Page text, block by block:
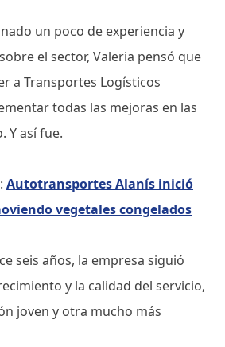
un poco de experiencia y
el sector, Valeria pensó que
a Transportes Logísticos
todas las mejoras en las
Y así fue.
Autotransportes Alanís inició
vegetales congelados
seis años, la empresa siguió
y la calidad del servicio,
joven y otra mucho más